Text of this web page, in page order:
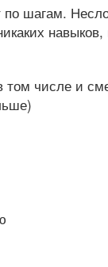
шагам.
числе и